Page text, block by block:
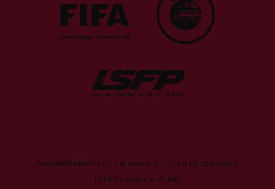
AUTORTIESĪBAS 2026 © ATSAUCE UZ LFF.LV OBLIGĀTA.
LAPAS IZSTRĀDE AURIS